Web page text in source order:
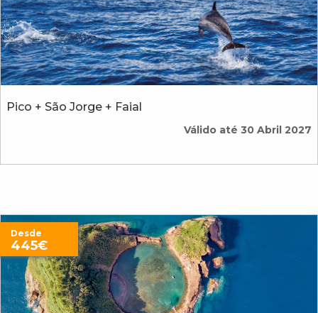
Pico + São Jorge + Faial
Válido até 30 Abril 2027
Desde
445€